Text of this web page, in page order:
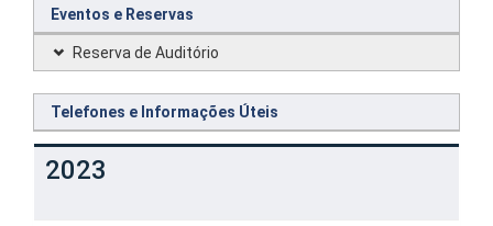
Eventos e Reservas
Reserva de Auditório
Telefones e Informações Úteis
2023